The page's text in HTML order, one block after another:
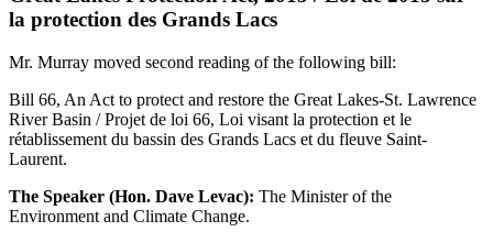
la protection des Grands Lacs
Mr. Murray moved second reading of the following bill:
Bill 66, An Act to protect and restore the Great Lakes-St. Lawrence
River Basin / Projet de loi 66, Loi visant la protection et le
rétablissement du bassin des Grands Lacs et du fleuve Saint-
Laurent.
The Speaker (Hon. Dave Levac): The Minister of the
Environment and Climate Change.